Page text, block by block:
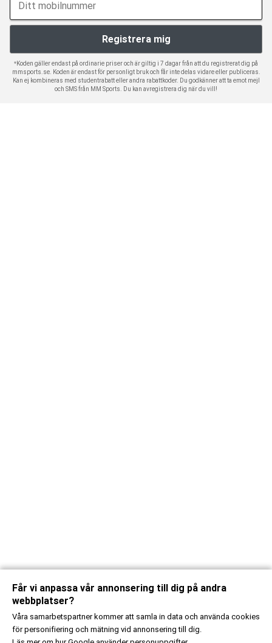
*Koden gäller endast på ordinarie priser och är giltig i 7 dagar från att du registrerat dig på
mmsports.se. Koden är endast för personligt bruk och får inte delas vidare eller publiceras.
Kan ej kombineras med studentrabatt eller andra rabattkoder. Du godkänner att ta emot mejl
och SMS från MM Sports. Du kan avregistrera dig när du vill!
Får vi anpassa vår annonsering till dig på andra
webbplatser?
Våra samarbetspartner kommer att samla in data och använda cookies
för personifiering och mätning vid annonsering till dig.